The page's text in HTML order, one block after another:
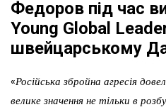
Федоров під час
Young Global
швейцарському
«Російська збройна агресія
велике значення не тільки в